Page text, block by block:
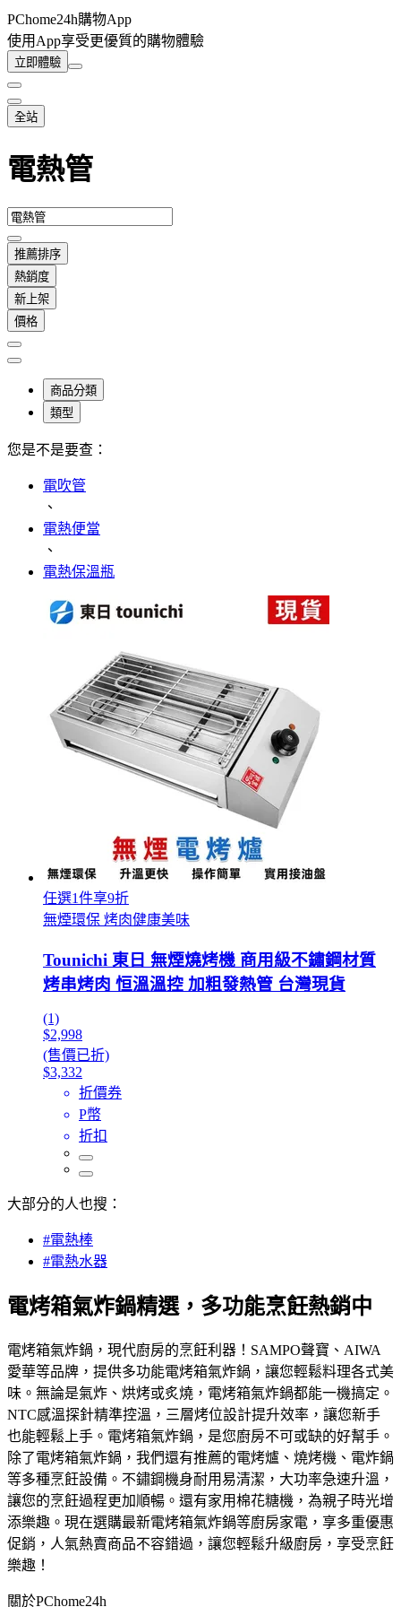
PChome24h購物App
使用App享受更優質的購物體驗
立即體驗
全站
電熱管
推薦排序
熱銷度
新上架
價格
商品分類
類型
您是不是要查：
電吹管
、
電熱便當
、
電熱保溫瓶
任選1件享9折
無煙環保 烤肉健康美味
Tounichi 東日 無煙燒烤機 商用級不鏽鋼材質
烤串烤肉 恒溫溫控 加粗發熱管 台灣現貨
(1)
$2,998
(售價已折)
$3,332
折價券
P幣
折扣
大部分的人也搜：
#電熱棒
#電熱水器
電烤箱氣炸鍋精選，多功能烹飪熱銷中
電烤箱氣炸鍋，現代廚房的烹飪利器！SAMPO聲寶、AIWA
愛華等品牌，提供多功能電烤箱氣炸鍋，讓您輕鬆料理各式美
味。無論是氣炸、烘烤或炙燒，電烤箱氣炸鍋都能一機搞定。
NTC感溫探針精準控溫，三層烤位設計提升效率，讓您新手
也能輕鬆上手。電烤箱氣炸鍋，是您廚房不可或缺的好幫手。
除了電烤箱氣炸鍋，我們還有推薦的電烤爐、燒烤機、電炸鍋
等多種烹飪設備。不鏽鋼機身耐用易清潔，大功率急速升溫，
讓您的烹飪過程更加順暢。還有家用棉花糖機，為親子時光增
添樂趣。現在選購最新電烤箱氣炸鍋等廚房家電，享多重優惠
促銷，人氣熱賣商品不容錯過，讓您輕鬆升級廚房，享受烹飪
樂趣！
關於PChome24h